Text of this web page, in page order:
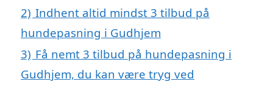
2) Indhent altid mindst 3 tilbud på
hundepasning i Gudhjem
3) Få nemt 3 tilbud på hundepasning i
Gudhjem, du kan være tryg ved